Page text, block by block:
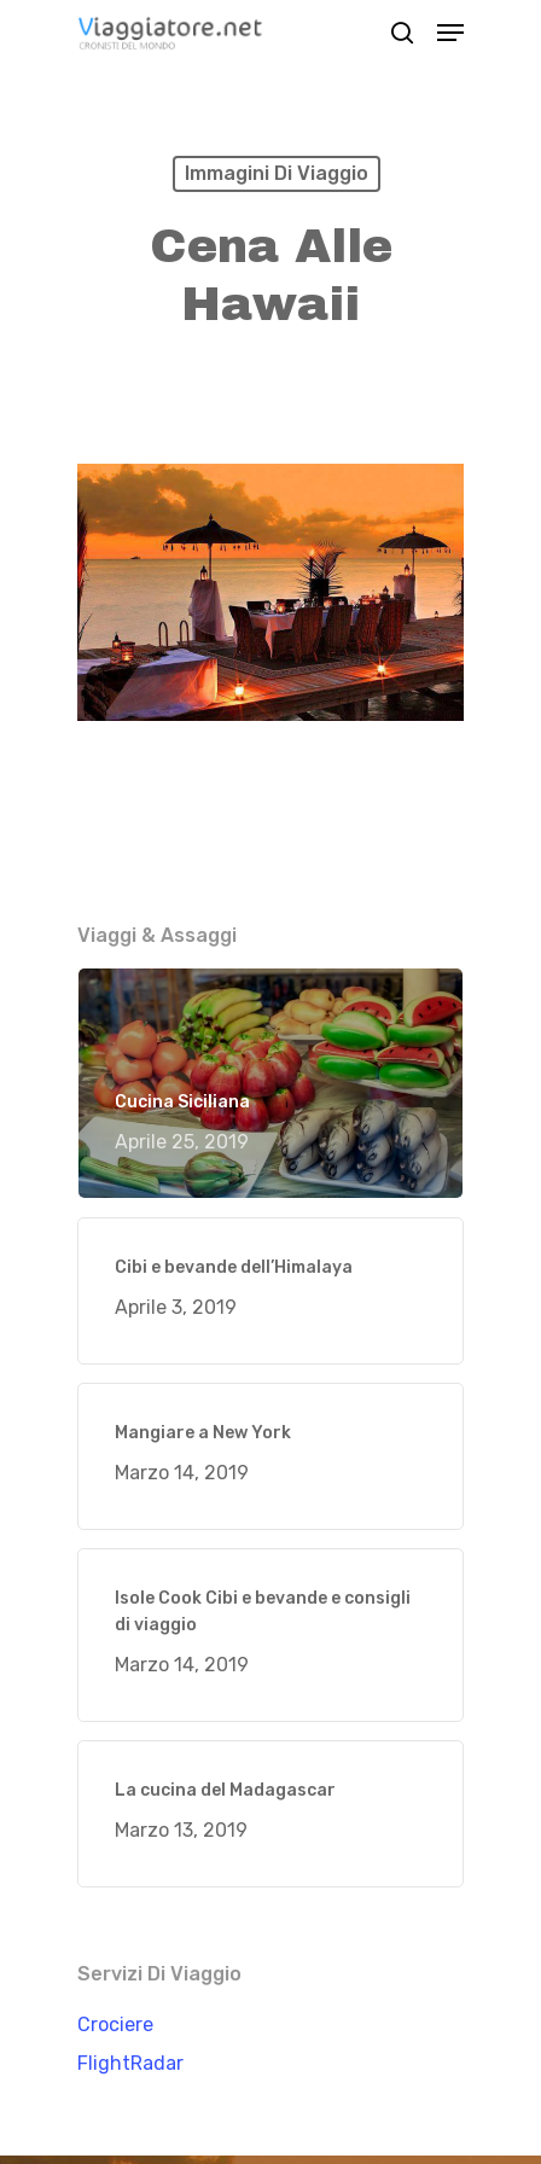
Menu
Immagini Di Viaggio
Cena Alle
Hawaii
Viaggi & Assaggi
Cucina Siciliana
Aprile 25, 2019
Cibi e bevande dell’Himalaya
Aprile 3, 2019
Mangiare a New York
Marzo 14, 2019
Isole Cook Cibi e bevande e consigli
di viaggio
Marzo 14, 2019
La cucina del Madagascar
Marzo 13, 2019
Servizi Di Viaggio
Crociere
FlightRadar